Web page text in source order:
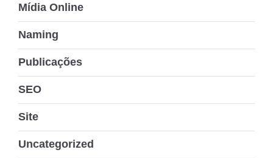
Mídia Online
Naming
Publicações
SEO
Site
Uncategorized